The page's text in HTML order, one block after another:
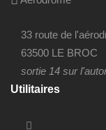
33 route de
63500 LE BROC
sortie 14 sur
Utilitaires